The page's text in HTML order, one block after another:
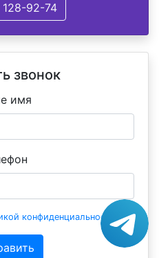
92-74
звонок
имя
конфиденциальности